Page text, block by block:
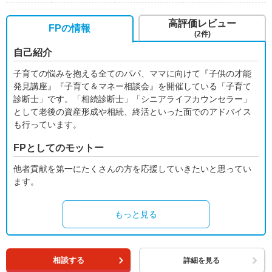
FPの情報
自己紹介
子育ての悩みを抱える全てのパパ、ママに向けて『子供の才能
発見講座』『子育て＆マネー相談会』を開催している「子育て
診断士」です。「相続診断士」「シニアライフカウンセラー」
として老後の資産形成や相続、終活といった面でのアドバイス
も行っています。
FPとしてのモットー
他者貢献を第一にたくさんの方を応援していきたいと思ってい
ます。
もっと見る
高評価レビュー
(2件)
相談する 詳細を見る